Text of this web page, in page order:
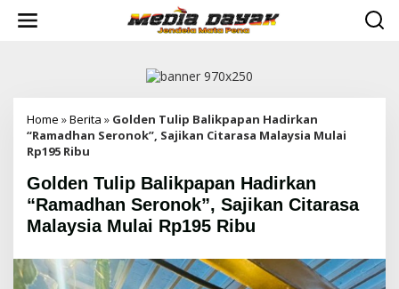
Home »Berita » Golden Tulip Balikpapan Hadirkan
“Ramadhan Seronok”, Sajikan Citarasa Malaysia Mulai
Rp195 Ribu
Golden Tulip Balikpapan Hadirkan
“Ramadhan Seronok”, Sajikan Citarasa
Malaysia Mulai Rp195 Ribu